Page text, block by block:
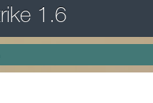
1.6